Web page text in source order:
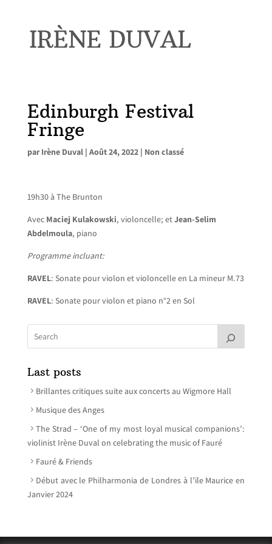
Edinburgh Festival
Fringe
parIrène Duval| Août 24, 2022| Non classé
19h30 à The Brunton
Avec Maciej Kulakowski, violoncelle; etJean-Selim
Abdelmoula, piano
Programme incluant:
RAVEL: Sonate pour violon et violoncelle en La mineur M.73
RAVEL: Sonate pour violon et piano n°2 en Sol
Last posts
Brillantes critiques suite aux concerts au Wigmore Hall
Musique des Anges
The Strad – ‘One of my most loyal musical companions’:
violinist Irène Duval on celebrating the music of Fauré
Fauré & Friends
Début avec le Philharmonia de Londres à l’ïle Maurice en
Janvier 2024